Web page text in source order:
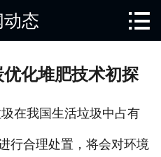
动态 
化堆肥技术初探
在我国生活垃圾中占有
行合理处置，将会对环境